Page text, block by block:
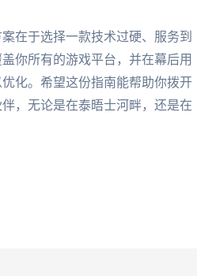
在于选择一款技术过硬、服务到
你所有的游戏平台，并在幕后用
化。希望这份指南能帮助你拨开
，无论是在泰晤士河畔，还是在